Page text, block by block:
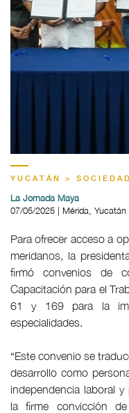
YUCATÁN > SOCIEDAD
La Jornada Maya
07/05/2025 | Mérida, Yucatán
Para ofrecer acceso a
meridanos, la
firmó convenios de
Capacitación para el
61 y 169 para la
especialidades.
“Este convenio se
desarrollo como
independencia laboral
la firme convicción